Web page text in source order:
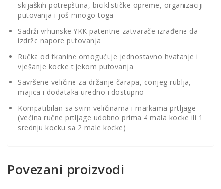
skijaških potrepština, biciklističke opreme, organizaciji
putovanja i još mnogo toga
Sadrži vrhunske YKK patentne zatvarače izrađene da
izdrže napore putovanja
Ručka od tkanine omogućuje jednostavno hvatanje i
vješanje kocke tijekom putovanja
Savršene veličine za držanje čarapa, donjeg rublja,
majica i dodataka uredno i dostupno
Kompatibilan sa svim veličinama i markama prtljage
(većina ručne prtljage udobno prima 4 mala kocke ili 1
srednju kocku sa 2 male kocke)
Povezani proizvodi